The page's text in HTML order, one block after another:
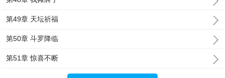
第49章 天坛祈福
第50章 斗罗降临
第51章 惊喜不断